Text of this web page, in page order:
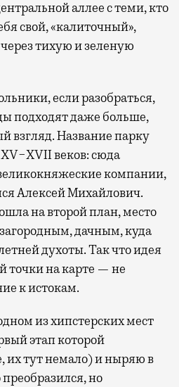
аллее с теми, кто
свой, «калиточный»,
тихую и зеленую
если разобраться,
подходят даже больше,
взгляд. Название парку
веков: сюда
компании,
Алексей Михайлович.
на второй план, место
дачным, куда
духоты. Так что идея
точки на карте — не
к истокам.
из хипстерских мест
этап которой
их тут немало) и ныряю в
но